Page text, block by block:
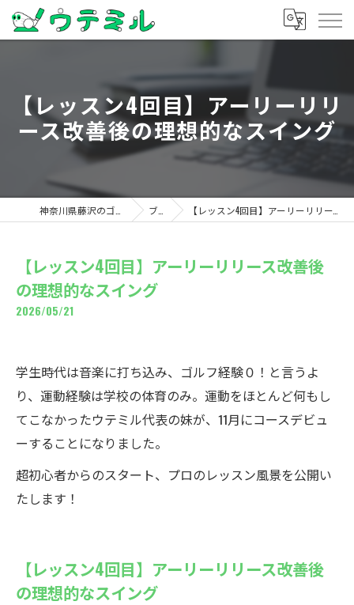
【レッスン4回目】アーリーリリ
ース改善後の理想的なスイング
ブログ 【レッスン4回目】アーリーリリース改善後の理想的なスイング
【レッスン4回目】アーリーリリース改善後
の理想的なスイング
2026/05/21
学生時代は音楽に打ち込み、ゴルフ経験０！と言うよ
り、運動経験は学校の体育のみ。運動をほとんど何もし
てこなかったウテミル代表の妹が、11月にコースデビュ
ーすることになりました。
超初心者からのスタート、プロのレッスン風景を公開い
たします！
【レッスン4回目】アーリーリリース改善後
の理想的なスイング